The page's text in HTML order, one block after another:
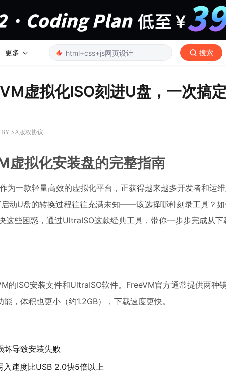
更多 搜索
虚拟化ISO刻进U盘，一次搞
SA版权协议
虚拟化安装盘的完整指南
为一款轻量高效的虚拟化平台，正获得越来越多开发者和运
动U盘的转换过程往往充满未知——该选择哪种刻录工具？
这些困惑，通过UltraISO这款经典工具，带你一步步完成从
的ISO安装文件和UltraISO软件。FreeVM官方通常提供两种
，体积也更小（约1.2GB），下载速度更快。
坏导致安装失败
入速度比USB 2.0快5倍以上